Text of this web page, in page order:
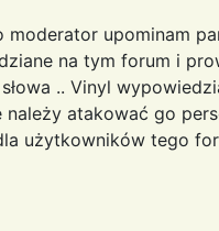
moderator upominam
na tym forum i
.. Vinyl
należy atakować go
użytkowników tego